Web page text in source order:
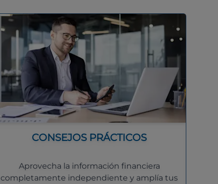
CONSEJOS PRÁCTICOS
Aprovecha la información financiera
completamente independiente y amplía tus